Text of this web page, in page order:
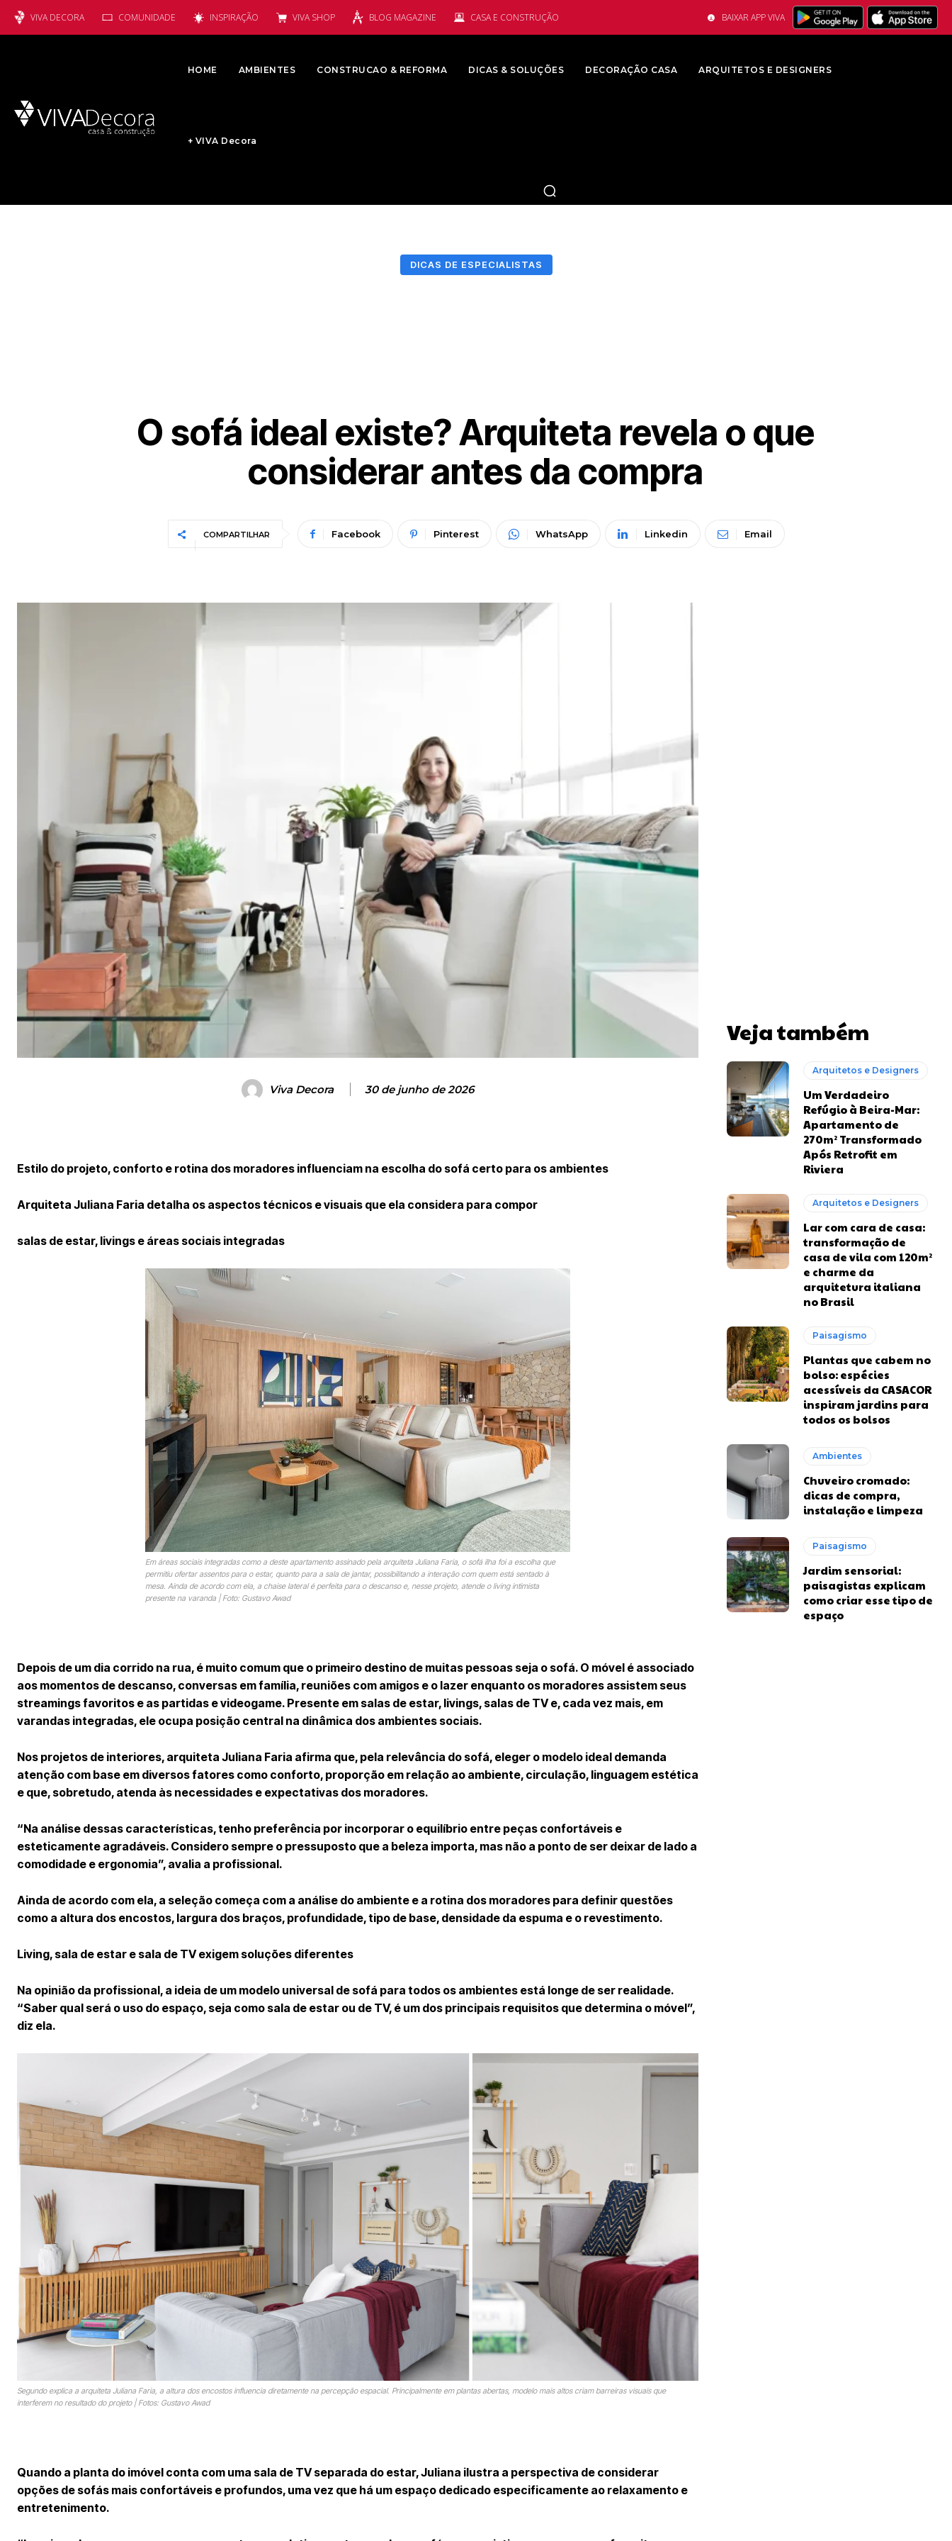
VIVA DECORA COMUNIDADE INSPIRAÇÃO VIVA SHOP BLOG MAGAZINE CASA E CONSTRUÇÃO BAIXAR APP VIVA
HOME AMBIENTES CONSTRUCAO & REFORMA DICAS & SOLUÇÕES DECORAÇÃO CASA ARQUITETOS E DESIGNERS
+ VIVA Decora
DICAS DE ESPECIALISTAS
O sofá ideal existe? Arquiteta revela o que
considerar antes da compra
COMPARTILHAR Facebook Pinterest WhatsApp Linkedin Email
Viva Decora 30 de junho de 2026
Estilo do projeto, conforto e rotina dos moradores influenciam na escolha do sofá certo para os ambientes
Arquiteta Juliana Faria detalha os aspectos técnicos e visuais que ela considera para compor
salas de estar, livings e áreas sociais integradas
Em áreas sociais integradas como a deste apartamento assinado pela arquiteta Juliana Faria, o sofá ilha foi a escolha que
permitiu ofertar assentos para o estar, quanto para a sala de jantar, possibilitando a interação com quem está sentado à
mesa. Ainda de acordo com ela, a chaise lateral é perfeita para o descanso e, nesse projeto, atende o living intimista
presente na varanda | Foto: Gustavo Awad
Depois de um dia corrido na rua, é muito comum que o primeiro destino de muitas pessoas seja o sofá. O móvel é associado
aos momentos de descanso, conversas em família, reuniões com amigos e o lazer enquanto os moradores assistem seus
streamings favoritos e as partidas e videogame. Presente em salas de estar, livings, salas de TV e, cada vez mais, em
varandas integradas, ele ocupa posição central na dinâmica dos ambientes sociais.
Nos projetos de interiores, arquiteta Juliana Faria afirma que, pela relevância do sofá, eleger o modelo ideal demanda
atenção com base em diversos fatores como conforto, proporção em relação ao ambiente, circulação, linguagem estética
e que, sobretudo, atenda às necessidades e expectativas dos moradores.
“Na análise dessas características, tenho preferência por incorporar o equilíbrio entre peças confortáveis e
esteticamente agradáveis. Considero sempre o pressuposto que a beleza importa, mas não a ponto de ser deixar de lado a
comodidade e ergonomia”, avalia a profissional.
Ainda de acordo com ela, a seleção começa com a análise do ambiente e a rotina dos moradores para definir questões
como a altura dos encostos, largura dos braços, profundidade, tipo de base, densidade da espuma e o revestimento.
Living, sala de estar e sala de TV exigem soluções diferentes
Na opinião da profissional, a ideia de um modelo universal de sofá para todos os ambientes está longe de ser realidade.
“Saber qual será o uso do espaço, seja como sala de estar ou de TV, é um dos principais requisitos que determina o móvel”,
diz ela.
Segundo explica a arquiteta Juliana Faria, a altura dos encostos influencia diretamente na percepção espacial. Principalmente em plantas abertas, modelo mais altos criam barreiras visuais que
interferem no resultado do projeto | Fotos: Gustavo Awad
Quando a planta do imóvel conta com uma sala de TV separada do estar, Juliana ilustra a perspectiva de considerar
opções de sofás mais confortáveis e profundos, uma vez que há um espaço dedicado especificamente ao relaxamento e
entretenimento.
Veja também
Arquitetos e Designers
Um Verdadeiro
Refúgio à Beira-Mar:
Apartamento de
270m² Transformado
Após Retrofit em
Riviera
Arquitetos e Designers
Lar com cara de casa:
transformação de
casa de vila com 120m²
e charme da
arquitetura italiana
no Brasil
Paisagismo
Plantas que cabem no
bolso: espécies
acessíveis da CASACOR
inspiram jardins para
todos os bolsos
Ambientes
Chuveiro cromado:
dicas de compra,
instalação e limpeza
Paisagismo
Jardim sensorial:
paisagistas explicam
como criar esse tipo de
espaço